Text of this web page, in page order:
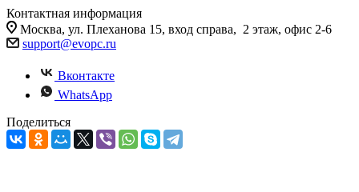
Контактная информация
Москва, ул. Плеханова 15, вход справа, 2 этаж, офис 2-6
support@evopc.ru
Вконтакте
WhatsApp
Поделиться